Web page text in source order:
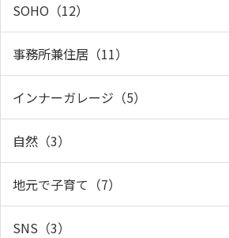
SOHO（12）
事務所兼住居（11）
インナーガレージ（5）
自然（3）
地元で子育て（7）
SNS（3）